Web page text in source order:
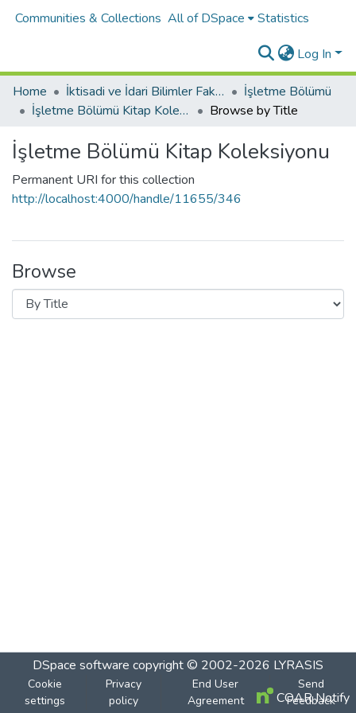
Communities & Collections All of DSpace Statistics
Log In
Home İktisadi ve İdari Bilimler Fakültesi
İşletme Bölümü
İşletme Bölümü Kitap Koleksiyonu
Browse by Title
İşletme Bölümü Kitap Koleksiyonu
Permanent URI for this collection
http://localhost:4000/handle/11655/346
Browse
DSpace software copyright © 2002-2026 LYRASIS
Cookie
settings
Privacy
policy
End User
Agreement
Send
Feedback
COAR Notify